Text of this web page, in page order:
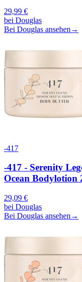
29,99 €
bei Douglas
Bei Douglas ansehen →
-417
-417 - Serenity
Ocean Bodylotion
29,09 €
bei Douglas
Bei Douglas ansehen →